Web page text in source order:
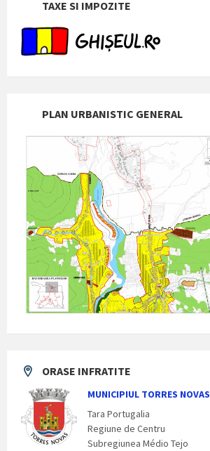
TAXE SI IMPOZITE
PLAN URBANISTIC GENERAL
ORASE INFRATITE
MUNICIPIUL TORRES NOVAS
Tara Portugalia
Regiune de Centru
Subregiunea Médio Tejo